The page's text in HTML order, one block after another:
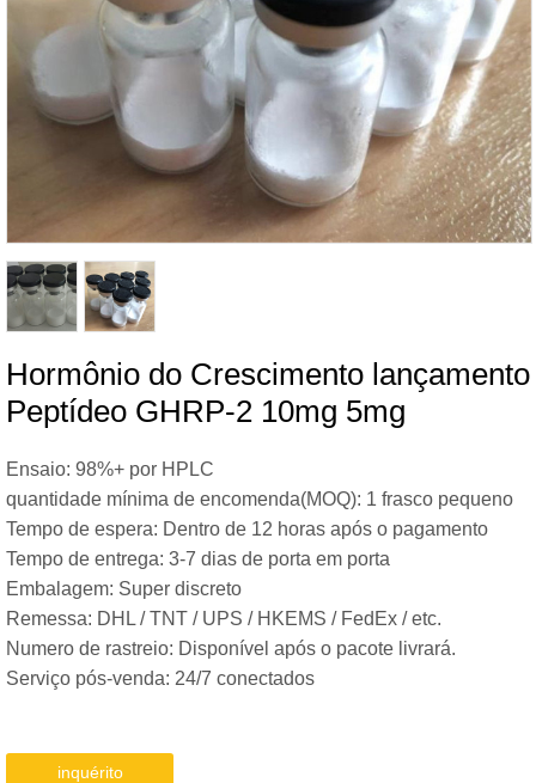
Hormônio do Crescimento lançamento
Peptídeo GHRP-2 10mg 5mg
Ensaio: 98%+ por HPLC
quantidade mínima de encomenda(MOQ): 1 frasco pequeno
Tempo de espera: Dentro de 12 horas após o pagamento
Tempo de entrega: 3-7 dias de porta em porta
Embalagem: Super discreto
Remessa: DHL / TNT / UPS / HKEMS / FedEx / etc.
Numero de rastreio: Disponível após o pacote livrará.
Serviço pós-venda: 24/7 conectados
inquérito